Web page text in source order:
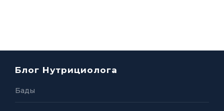
Блог Нутрициолога
Бады